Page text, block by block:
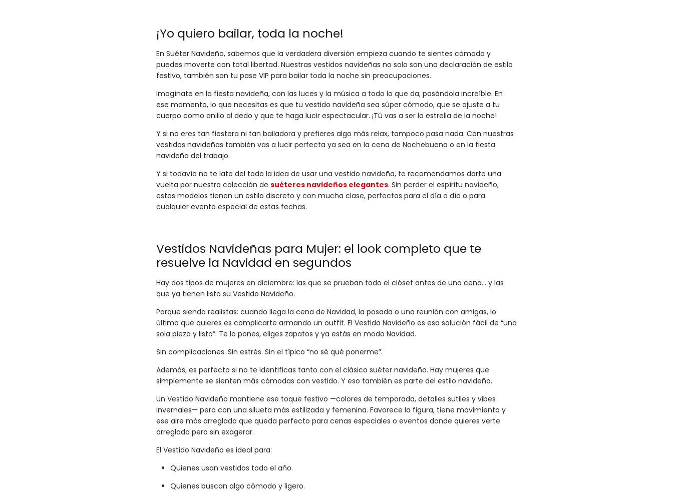
¡Yo quiero bailar, toda la noche!
En Suéter Navideño, sabemos que la verdadera diversión empieza cuando te sientes cómoda y
puedes moverte con total libertad. Nuestras vestidos navideñas no solo son una declaración de estilo
festivo, también son tu pase VIP para bailar toda la noche sin preocupaciones.
Imagínate en la fiesta navideña, con las luces y la música a todo lo que da, pasándola increíble. En
ese momento, lo que necesitas es que tu vestido navideña sea súper cómodo, que se ajuste a tu
cuerpo como anillo al dedo y que te haga lucir espectacular. ¡Tú vas a ser la estrella de la noche!
Y si no eres tan fiestera ni tan bailadora y prefieres algo más relax, tampoco pasa nada. Con nuestras
vestidos navideñas también vas a lucir perfecta ya sea en la cena de Nochebuena o en la fiesta
navideña del trabajo.
Y si todavía no te late del todo la idea de usar una vestido navideña, te recomendamos darte una
vuelta por nuestra colección de suéteres navideños elegantes. Sin perder el espíritu navideño,
estos modelos tienen un estilo discreto y con mucha clase, perfectos para el día a día o para
cualquier evento especial de estas fechas.
Vestidos Navideñas para Mujer: el look completo que te
resuelve la Navidad en segundos
Hay dos tipos de mujeres en diciembre: las que se prueban todo el clóset antes de una cena… y las
que ya tienen listo su Vestido Navideño.
Porque siendo realistas: cuando llega la cena de Navidad, la posada o una reunión con amigas, lo
último que quieres es complicarte armando un outfit. El Vestido Navideño es esa solución fácil de “una
sola pieza y listo”. Te lo pones, eliges zapatos y ya estás en modo Navidad.
Sin complicaciones. Sin estrés. Sin el típico “no sé qué ponerme”.
Además, es perfecto si no te identificas tanto con el clásico suéter navideño. Hay mujeres que
simplemente se sienten más cómodas con vestido. Y eso también es parte del estilo navideño.
Un Vestido Navideño mantiene ese toque festivo —colores de temporada, detalles sutiles y vibes
invernales— pero con una silueta más estilizada y femenina. Favorece la figura, tiene movimiento y
ese aire más arreglado que queda perfecto para cenas especiales o eventos donde quieres verte
arreglada pero sin exagerar.
El Vestido Navideño es ideal para:
Quienes usan vestidos todo el año.
Quienes buscan algo cómodo y ligero.